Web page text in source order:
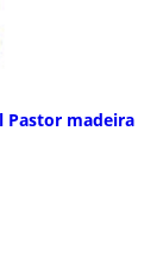
Pastor madeira